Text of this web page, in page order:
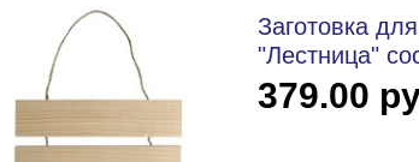
Заготовка
"Лестница"
379.00